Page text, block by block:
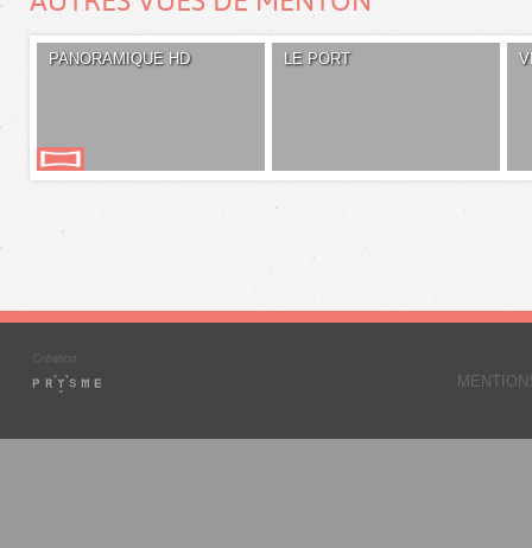
PANORAMIQUE HD LE PORT